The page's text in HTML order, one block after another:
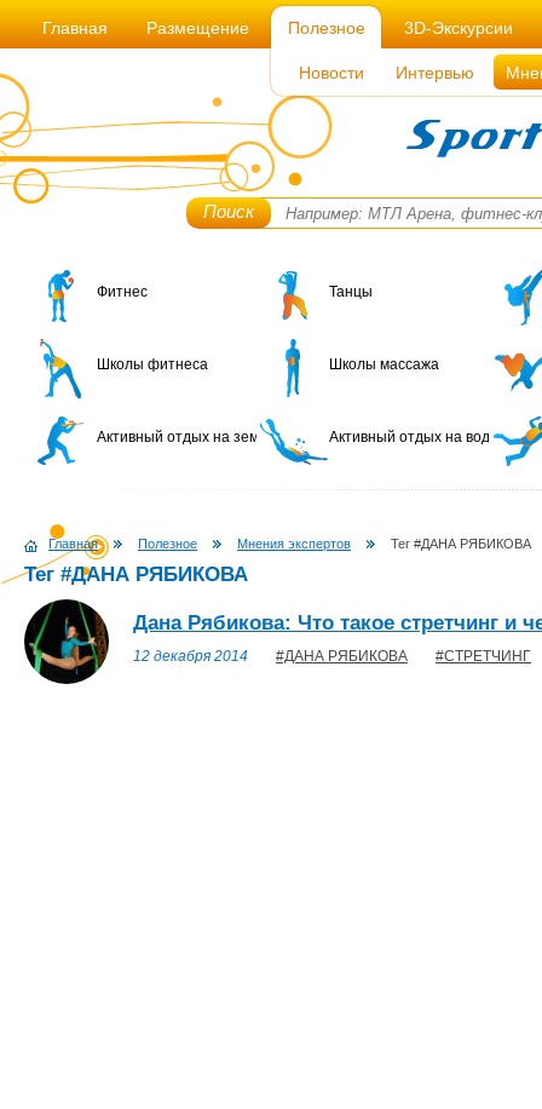
Главная Размещение Полезное
Новости Интервью
3D-Экскурсии
Поиск
Фитнес Танцы
Школы фитнеса Школы массажа
Активный отдых на земле Активный отдых на воде
Главная Полезное Мнения экспертов Тег #ДАНА РЯБИКОВА
Тег #ДАНА РЯБИКОВА
Дана Рябикова: Что такое стретчинг и
12 декабря 2014 #ДАНА РЯБИКОВА #СТРЕТЧИНГ